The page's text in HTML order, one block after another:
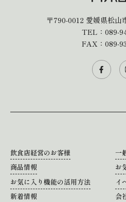
〒790-0012 愛媛県松山
TEL： 089-
FAX：089-
飲食店経営のお客様
一
商品情報
お
お気に入り機能の活用方法
イ
新着情報
会